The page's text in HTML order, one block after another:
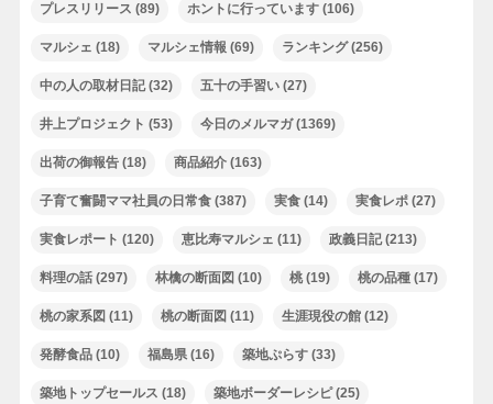
プレスリリース (89) ホントに行っています(106)
マルシェ (18) マルシェ情報 (69) ランキング(256)
中の人の取材日記(32) 五十の手習い(27)
井上プロジェクト (53) 今日のメルマガ(1369)
出荷の御報告(18) 商品紹介(163)
子育て奮闘ママ社員の日常食(387) 実食(14) 実食レポ(27)
実食レポート (120) 恵比寿マルシェ (11) 政義日記(213)
料理の話(297) 林檎の断面図 (10) 桃(19) 桃の品種(17)
桃の家系図 (11) 桃の断面図 (11) 生涯現役の館(12)
発酵食品(10) 福島県(16) 築地ぷらす(33)
築地トップセールス (18) 築地ボーダーレシピ(25)